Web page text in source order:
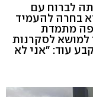
לברוח עם
בחרה להעמיד
מתמדת
למושא לסקרנות
עוד: "אני לא